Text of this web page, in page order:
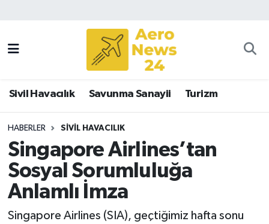
Sivil Havacılık Savunma Sanayii Turizm
HABERLER SIVIL HAVACILIK
Singapore Airlines’tan
Sosyal Sorumluluğa
Anlamlı İmza
Singapore Airlines (SIA), geçtiğimiz hafta sonu